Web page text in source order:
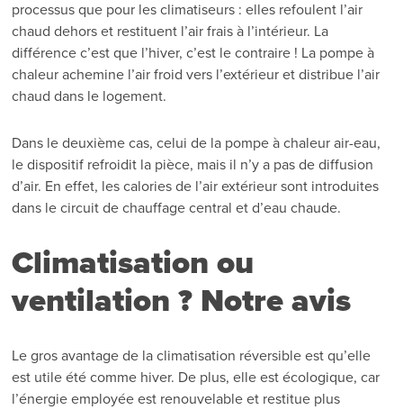
processus que pour les climatiseurs : elles refoulent l’air
chaud dehors et restituent l’air frais à l’intérieur. La
différence c’est que l’hiver, c’est le contraire ! La pompe à
chaleur achemine l’air froid vers l’extérieur et distribue l’air
chaud dans le logement.
Dans le deuxième cas, celui de la pompe à chaleur air-eau,
le dispositif refroidit la pièce, mais il n’y a pas de diffusion
d’air. En effet, les calories de l’air extérieur sont introduites
dans le circuit de chauffage central et d’eau chaude.
Climatisation ou
ventilation ? Notre avis
Le gros avantage de la climatisation réversible est qu’elle
est utile été comme hiver. De plus, elle est écologique, car
l’énergie employée est renouvelable et restitue plus